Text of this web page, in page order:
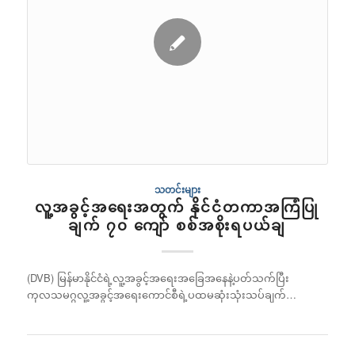
သတင်းများ
လူ့အခွင့်အရေးအတွက် နိုင်ငံတကာအကြံပြု
ချက် ၇၀ ကျော် စစ်အစိုးရပယ်ချ
(DVB) မြန်မာနိုင်ငံရဲ့လူ့အခွင့်အရေးအခြေအနေနဲ့ပတ်သက်ပြီး
ကုလသမဂ္ဂလူ့အခွင့်အရေးကောင်စီရဲ့ပထမဆုံးသုံးသပ်ချက်…